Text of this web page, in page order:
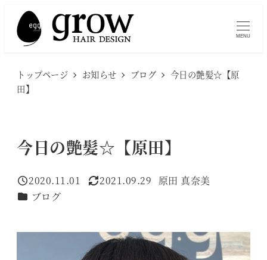
MENU
トップページ お知らせ ブログ
今日の艶髪☆【原
田】
今日の艶髪☆【原田】
投稿日
2020.11.01
更新日
2021.09.29
著
原田 真奈美
カテゴリー
ブログ